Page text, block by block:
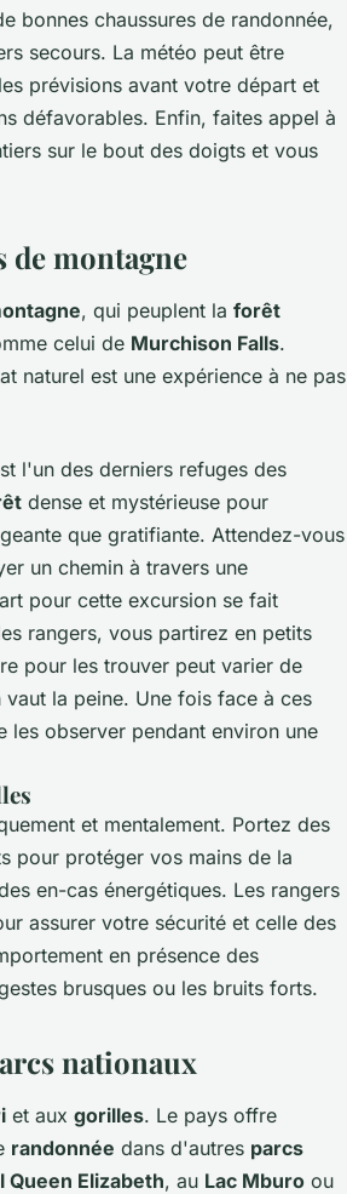
bonnes chaussures de randonnée,
secours. La météo peut être
prévisions avant votre départ et
défavorables. Enfin, faites appel à
sur le bout des doigts et vous
de montagne
, qui peuplent la forêt
celui de Murchison Falls.
naturel est une expérience à ne pas
l'un des derniers refuges des
dense et mystérieuse pour
que gratifiante. Attendez-vous
un chemin à travers une
pour cette excursion se fait
rangers, vous partirez en petits
pour les trouver peut varier de
la peine. Une fois face à ces
les observer pendant environ une
et mentalement. Portez des
pour protéger vos mains de la
en-cas énergétiques. Les rangers
assurer votre sécurité et celle des
en présence des
brusques ou les bruits forts.
nationaux
et aux gorilles. Le pays offre
randonnée dans d'autres parcs
Queen Elizabeth, au Lac Mburo ou